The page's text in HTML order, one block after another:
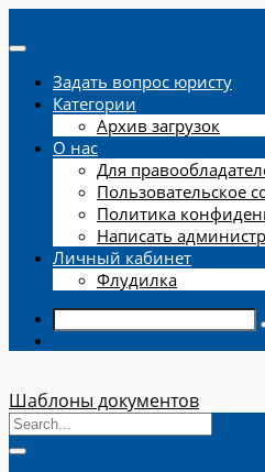
Задать вопрос юристу
Категории
Архив загрузок
О нас
Для
Пользовательское
Политика
Написать
Личный кабинет
Флудилка
Шаблоны документов